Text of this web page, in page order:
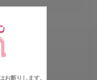
お断りします。